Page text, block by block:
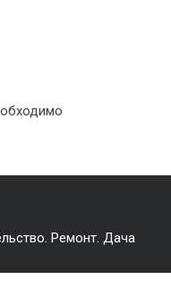
Ремонт. Дача